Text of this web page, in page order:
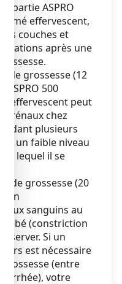
partie ASPRO
effervescent,
couches et
après une
de grossesse (12
ASPRO 500
effervescent peut
rénaux chez
plusieurs
un faible niveau
lequel il se
de grossesse (20
un
sanguins au
bébé (constriction
Si un
est nécessaire
grossesse (entre
votre